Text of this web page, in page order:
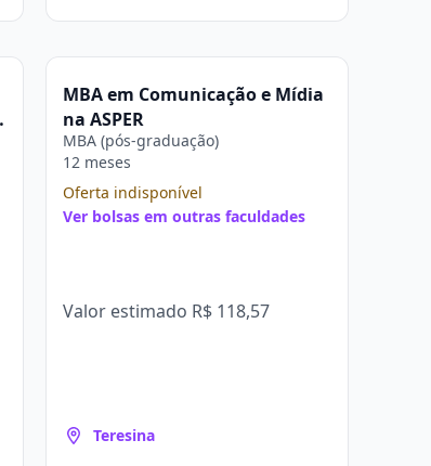
MBA em Comunicação e Mídia
na ASPER
MBA (pós-graduação)
12 meses
Oferta indisponível
Ver bolsas em outras faculdades
Valor estimado R$ 118,57
Teresina